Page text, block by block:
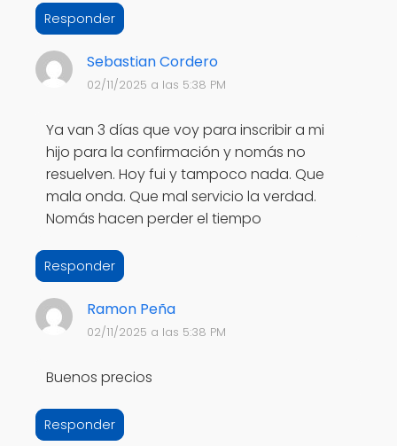
Responder
Sebastian Cordero
02/11/2025 a las 5:38 PM
Ya van 3 días que voy para inscribir a mi
hijo para la confirmación y nomás no
resuelven. Hoy fui y tampoco nada. Que
mala onda. Que mal servicio la verdad.
Nomás hacen perder el tiempo
Responder
Ramon Peña
02/11/2025 a las 5:38 PM
Buenos precios
Responder